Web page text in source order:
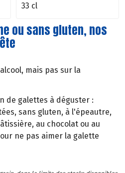
33 cl
ou sans gluten, nos
mais pas sur la
de galettes à déguster :
sans gluten, à l'épeautre,
au chocolat ou au
ne pas aimer la galette